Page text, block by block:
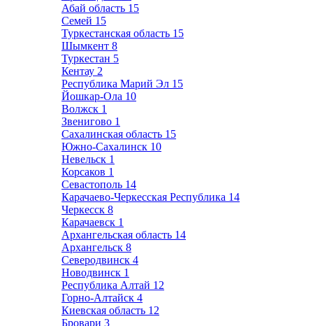
Абай область 15
Семей 15
Туркестанская область 15
Шымкент 8
Туркестан 5
Кентау 2
Республика Марий Эл 15
Йошкар-Ола 10
Волжск 1
Звенигово 1
Сахалинская область 15
Южно-Сахалинск 10
Невельск 1
Корсаков 1
Севастополь 14
Карачаево-Черкесская Республика 14
Черкесск 8
Карачаевск 1
Архангельская область 14
Архангельск 8
Северодвинск 4
Новодвинск 1
Республика Алтай 12
Горно-Алтайск 4
Киевская область 12
Бровари 3